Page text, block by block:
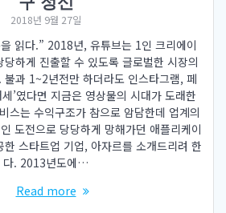
2018년 9월 27일
읽다.” 2018년, 유튜브는 1인 크리에이
하게 진출할 수 있도록 글로벌한 시장의
불과 1~2년전만 하더라도 인스타그램, 페
’였다면 지금은 영상물의 시대가 도래한
스는 수익구조가 참으로 암담한데 업계의
도전으로 당당하게 망해가던 애플리케이
스타트업 기업, 아자르를 소개드리려 한
다. 2013년도에…
Read more